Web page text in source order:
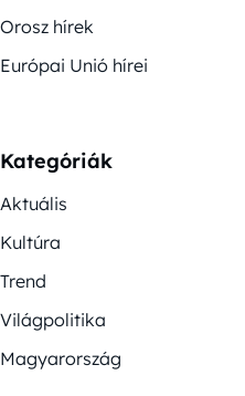
Orosz hírek
Európai Unió hírei
Kategóriák
Aktuális
Kultúra
Trend
Világpolitika
Magyarország